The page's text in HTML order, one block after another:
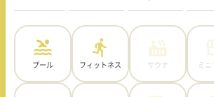
プール フィットネス サウナ ミニ